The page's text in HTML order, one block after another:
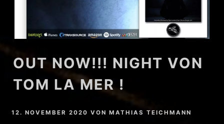
OUT NOW!!! NIGHT VON
TOM LA MER !
12. NOVEMBER 2020 VONMATHIAS TEICHMANN